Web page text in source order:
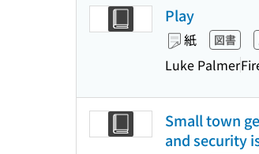
Play
紙 図書
Luke Palmer
Small town
and security